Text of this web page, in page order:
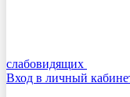
слабовидящих
Вход в личный